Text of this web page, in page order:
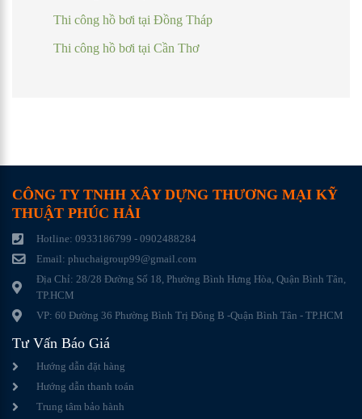
Thi công hồ bơi tại Đồng Tháp
Thi công hồ bơi tại Cần Thơ
CÔNG TY TNHH XÂY DỰNG THƯƠNG MẠI KỸ
THUẬT PHÚC HẢI
Hotline: 0933186799 - 0902488284
Email: phuchaigroup99@gmail.com
Địa Chỉ: 28/28 Đường Số 18, Phường Bình Hưng Hòa, Quận Bình Tân,
TP.HCM
VP: 60 Đường 36 Phường Bình Trị Đông B -Quận Bình Tân - TP.HCM
Tư Vấn Báo Giá
Hướng dẫn đặt hàng
Hướng dẫn thanh toán
Trung tâm bảo hành